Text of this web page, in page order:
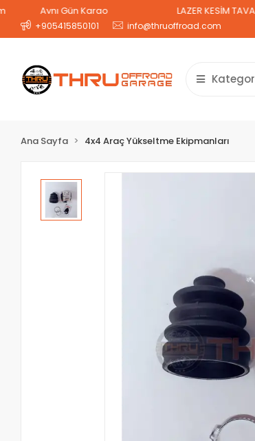
Aynı Gün Kargo LAZER KESİM TAVAN
+905415850101 info@thruoffroad.com
Ana Sayfa 4x4 Araç Yükseltme Ekipmanları